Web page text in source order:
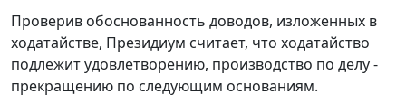
Проверив обоснованность доводов, изложенных в
ходатайстве, Президиум считает, что ходатайство
подлежит удовлетворению, производство по делу -
прекращению по следующим основаниям.